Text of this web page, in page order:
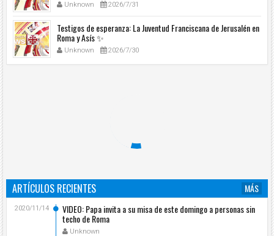
Unknown 2026/7/31
Testigos de esperanza: La Juventud Franciscana de Jerusalén en
Roma y Asís ✨
Unknown 2026/7/30
ARTÍCULOS RECIENTES
MÁS
VIDEO: Papa invita a su misa de este domingo a personas sin
techo de Roma
Unknown
2020/11/14